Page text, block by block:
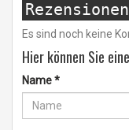
Rezensionen
Es sind noch keine
Hier können Sie
Name*